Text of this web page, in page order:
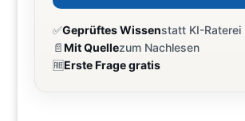
✅Geprüftes Wissenstatt KI-Raterei
📄Mit Quellezum Nachlesen
🆓Erste Frage gratis